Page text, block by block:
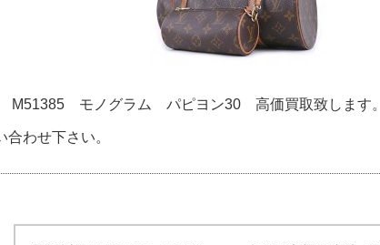
M51385 モノグラム パピヨン30 高価買取致します。
合わせ下さい。